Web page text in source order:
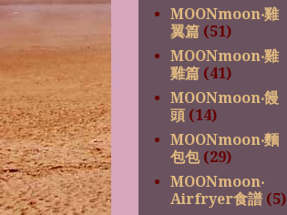
MOONmoon‧雞
翼篇 (51)
MOONmoon‧雞
雞篇 (41)
MOONmoon‧饅
頭 (14)
MOONmoon‧麵
包包 (29)
MOONmoon‧
Airfryer食譜 (5)